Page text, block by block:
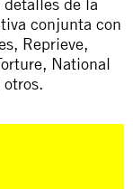
conjunta con
Reprieve,
National